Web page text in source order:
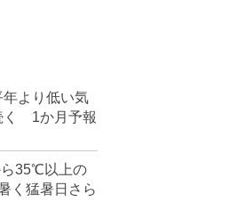
より低い気
く 1か月予報
ら35℃以上の
く猛暑日さら